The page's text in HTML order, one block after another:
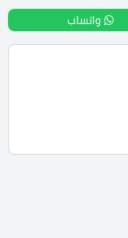
واتساب